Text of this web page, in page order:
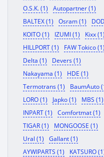
O.S.K. (1)
Autopartner (1)
BALTEX (1)
Osram (1)
KOITO (1)
IZUMI (1)
Kixx (1)
HILLPORT (1)
FAW Tokico (1)
Delta (1)
Devers (1)
Nakayama (1)
HDE (1)
Termotrans (1)
BaumAuto
LORO (1)
Japko (1)
MBS (1)
INPART (1)
Comfortmat (1)
TIGAR (1)
MONGOOSE (1)
Ural (1)
Gallant (1)
AYWIPARTS (1)
KATSURO